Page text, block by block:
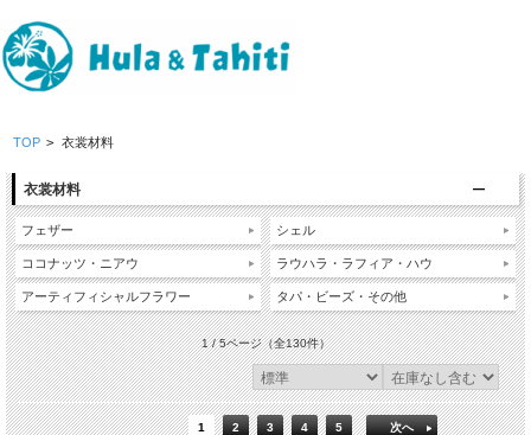
TOP > 衣裳材料
衣裳材料
フェザー
ココナッツ・ニアウ
アーティフィシャルフラワー
シェル
ラウハラ・ラフィア・ハウ
タパ・ビーズ・その他
1 / 5ページ（全130件）
1 2 3 4 5 次へ